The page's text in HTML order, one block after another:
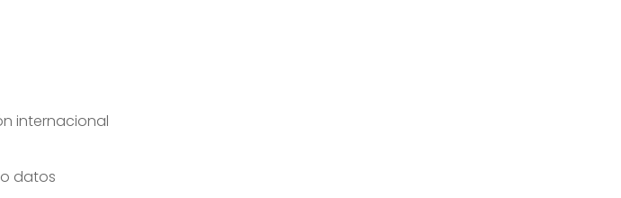
internacional
datos